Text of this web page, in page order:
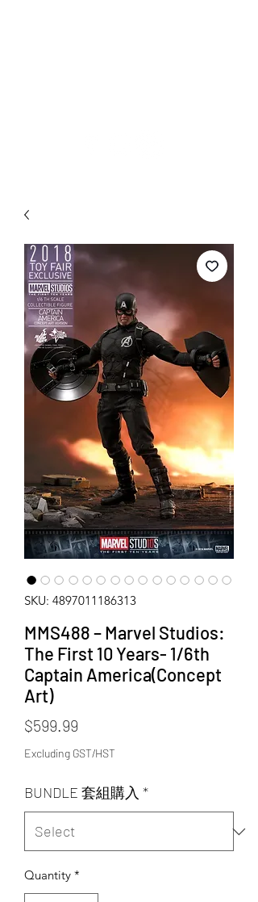
WECHAT 微信諮詢
SKU: 4897011186313
MMS488 – Marvel Studios:
The First 10 Years- 1/6th
Captain America(Concept
Art)
$599.99
Excluding GST/HST
BUNDLE 套組購入 *
Quantity *